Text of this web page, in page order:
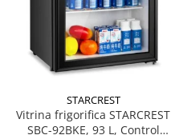
STARCREST
Vitrina frigorifica STARCREST
SBC-92BKE, 93 L, Control